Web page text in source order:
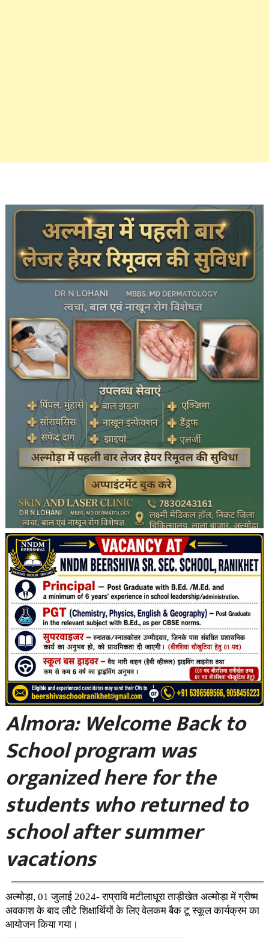
Almora: Welcome Back to
School program was
organized here for the
students who returned to
school after summer
vacations
अल्मोड़ा, 01 जुलाई 2024- राप्रावि मटीलाधूरा ताड़ीखेत अल्मोड़ा में ग्रीष्म
अवकाश के बाद लौटे शिक्षार्थियों के लिए वेलकम बैक टू स्कूल कार्यक्रम का
आयोजन किया गया।